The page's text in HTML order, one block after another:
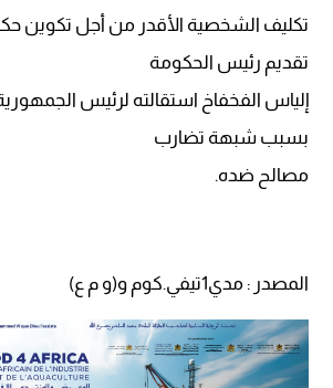
تكليف الشخصية الأقدر من أجل تكوين
تقديم رئيس الحكومة
إلياس الفخفاخ استقالته لرئيس
بسبب شبهة تضارب
مصالح ضده.
المصدر : مدي1تيفي.كوم و(و م ع)